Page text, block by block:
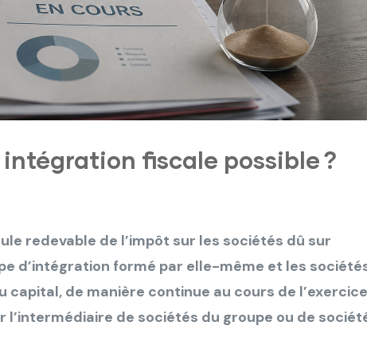
intégration fiscale possible ?
redevable de l’impôt sur les sociétés dû sur
d’intégration formé par elle-même et les
capital, de manière continue au cours de
de sociétés du groupe ou de